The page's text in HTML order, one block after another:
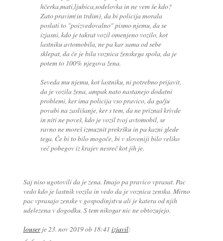
hčerka,mati,ljubica,sodelovka in ne vem še kdo?
Zato pravim(in trdim), da bi policija morala
poslati to "poizvedovalno" pismo njemu, da se
izjasni, kdo je takrat vozil omenjeno vozilo, kot
lastniku avtomobila, ne pa kar sama od sebe
sklepat, da če je bila voznica ženskega spola, da je
potem to 100% njegova žena.
Seveda mu njemu, kot lastniku, ni potrebno prijavit,
da je vozila žena, ampak nato nastanejo dodatni
problemi, ker ima policija vso pravico, da ga/ju
povabi na zaslišanje, ker s tem, da ne priznaš krivde
in niti ne poveš, kdo je vozil tvoj avtomobil, se
ravno ne moreš izmuznit prekršku in pa kazni glede
tega. Če bi to bilo mogoče, bi v sloveniji bilo veliko
več pobegov iz krajev nesreč kot jih je.
Saj niso ugotovili da je zena. Imajo pa pravico vprasat. Pac
vedo kdo je lastnik vozila in vedo da je voznica zenska. Mirno
pac vprasajo zenske v gospodinjstvu ali je katera od njih
udelezena v dogodku. S tem nikogar nic ne obtozujejo.
louserje 23. nov 2019 ob 18:41 izjavil: